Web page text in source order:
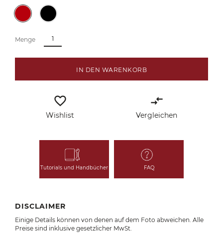
Menge
IN DEN WARENKORB
favorite_border
Wishlist
compare_arrows
Vergleichen
Tutorials und Handbücher FAQ
DISCLAIMER
Einige Details können von denen auf dem Foto abweichen. Alle
Preise sind inklusive gesetzlicher MwSt.